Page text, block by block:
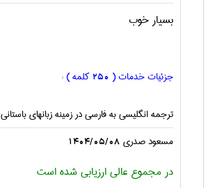
بسیار خوب
جزئیات خدمات ( 250 کلمه ) :
ترجمه انگليسی به فارسی در زمینه زبانهای باستانی
مسعود صدری 1404/05/08
در مجموع عالی ارزیابی شده است